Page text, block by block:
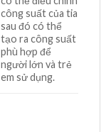
công suất của tia
sau đó có thể
tạo ra công suất
phù hợp để
người lớn và trẻ
em sử dụng.